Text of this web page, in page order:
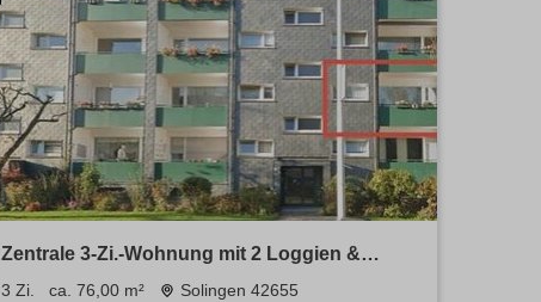
Zentrale 3-Zi.-Wohnung mit 2 Loggien &
Garage
3 Zi. ca. 76,00 m² Solingen 42655